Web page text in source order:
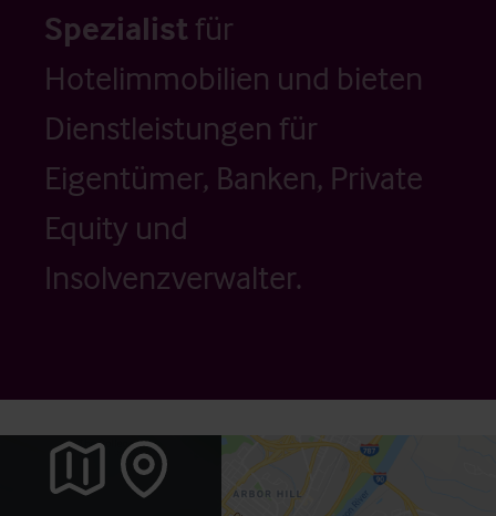
Spezialistfür
Hotelimmobilien und bieten
Dienstleistungen für
Eigentümer, Banken, Private
Equity und
Insolvenzverwalter.